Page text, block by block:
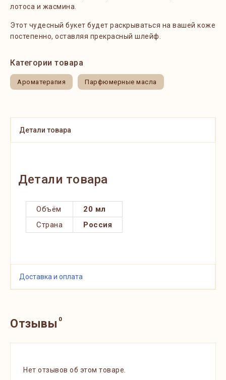
лотоса и жасмина.
Этот чудесный букет будет раскрываться на вашей коже
постепенно, оставляя прекрасный шлейф.
Категории товара
Ароматерапия Парфюмерные масла
Детали товара
Детали товара
Объём
20 мл
Страна
Россия
Доставка и оплата
Отзывы 0
Нет отзывов об этом товаре.